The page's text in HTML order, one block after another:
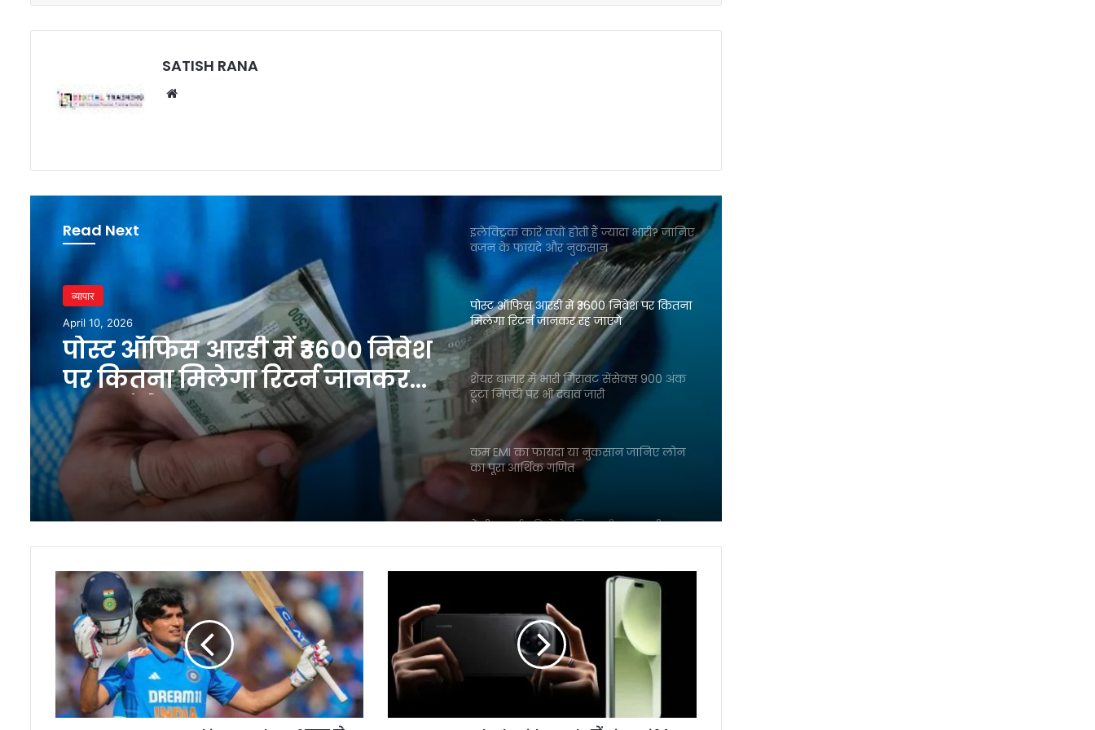
SATISH RANA
Read Next
व्यापार
April 10, 2026
पोस्ट ऑफिस आरडी में ₹3600 निवेश
पर कितना मिलेगा रिटर्न जानकर
रह जाएंगे
को बना दिया करोड़पति जैसी कमाई
बिकवाली से मचा हड़कंप लगातार निकासी जारी
इलेक्ट्रिक कारें क्यों होती हैं ज्यादा भारी? जानिए
वजन के फायदे और नुकसान
पोस्ट ऑफिस आरडी में ₹3600 निवेश पर कितना
मिलेगा रिटर्न जानकर रह जाएंगे
शेयर बाजार में भारी गिरावट सेंसेक्स 900 अंक
टूटा निफ्टी पर भी दबाव जारी
कम EMI का फायदा या नुकसान जानिए लोन
का पूरा आर्थिक गणित
केंद्रीय कर्मचारियों के लिए बड़ी खुशखबरी DA
रुपये में मामूली मजबूती के बावजूद बाजार क्यों
हुआ लाल निशान में बंद
TCS नासिक ब्रांच केस में धर्मांतरण और शोषण
के गंभीर आरोप सामने आए
ICC
Team
Rankings
Update:
से
हार
के
Friday
Sale
Xiaomi
14
Civi
पर